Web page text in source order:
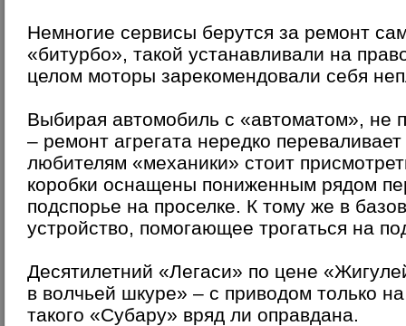
Немногие сервисы берутся за ремонт
«битурбо», такой устанавливали на
целом моторы зарекомендовали себя
Выбирая автомобиль с «автоматом», не
– ремонт агрегата нередко
любителям «механики» стоит
коробки оснащены пониженным рядом
подспорье на проселке. К тому же в
устройство, помогающее трогаться на
Десятилетний «Легаси» по цене
в волчьей шкуре» – с приводом только
такого «Субару» вряд ли оправдана.